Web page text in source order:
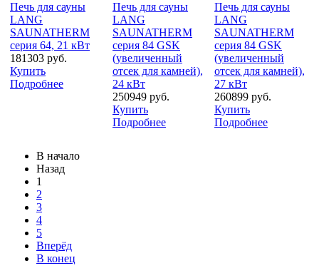
Печь для сауны
LANG
SAUNATHERM
серия 64, 21 кВт
181303 руб.
Купить
Подробнее
Печь для сауны
LANG
SAUNATHERM
серия 84 GSK
(увеличенный
отсек для камней),
24 кВт
250949 руб.
Купить
Подробнее
Печь для сауны
LANG
SAUNATHERM
серия 84 GSK
(увеличенный
отсек для камней),
27 кВт
260899 руб.
Купить
Подробнее
В начало
Назад
1
2
3
4
5
Вперёд
В конец